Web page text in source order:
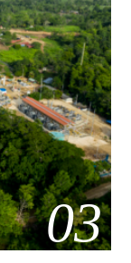
03